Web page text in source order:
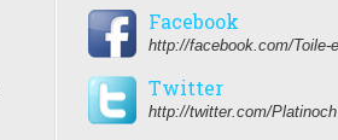
Facebook
Twitter
http://twitter.com/Platinoch